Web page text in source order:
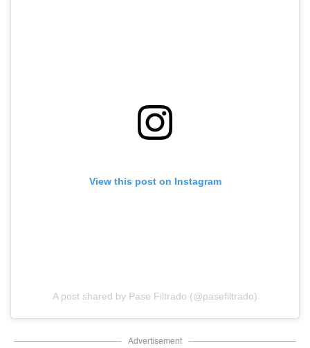
View this post on Instagram
A post shared by Pase Filtrado (@pasefiltrado)
Advertisement